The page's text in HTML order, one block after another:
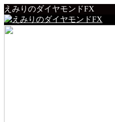
えみりのダイヤモンドFX